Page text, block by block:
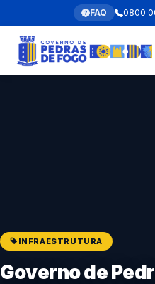
FAQ 0800
INFRAESTRUTURA
Governo de